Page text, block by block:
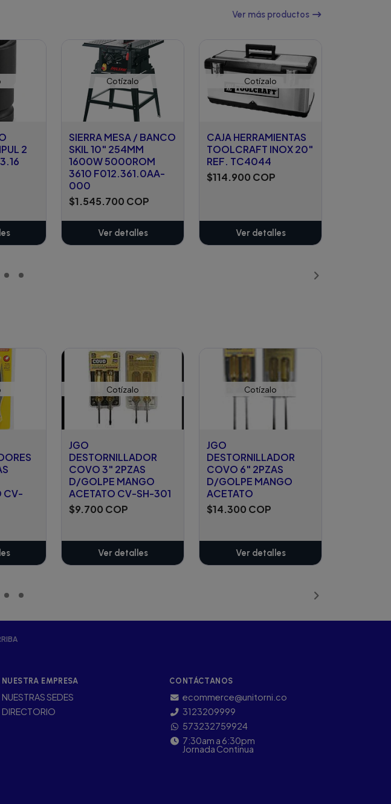
Ver más productos
2
Cotízalo
SIERRA MESA / BANCO
SKIL 10" 254MM
1600W 5000ROM
3610 F012.361.0AA-
000
$1.545.700 COP
Ver detalles
Cotízalo
CAJA HERRAMIENTAS
TOOLCRAFT INOX 20"
REF. TC4044
$114.900 COP
Ver detalles
CV-
Cotízalo
JGO
DESTORNILLADOR
COVO 3" 2PZAS
D/GOLPE MANGO
ACETATO CV-SH-301
$9.700 COP
Ver detalles
Cotízalo
JGO
DESTORNILLADOR
COVO 6" 2PZAS
D/GOLPE MANGO
ACETATO
$14.300 COP
Ver detalles
NUESTRA EMPRESA
NUESTRAS SEDES
DIRECTORIO
CONTÁCTANOS
ecommerce@unitorni.co
3123209999
573232759924
7:30am a 6:30pm
Jornada Continua